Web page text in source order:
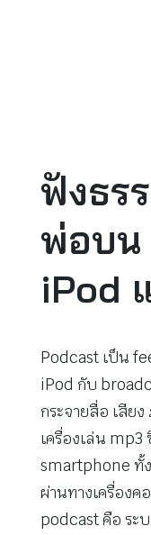
ฟังธร
พ่อบน
iPod
Podcast เป็น
iPod กับ
กระจายสื่อ เสีย
เครื่องเล่น
smartphone ทั้
ผ่านทางเครื่องค
podcast คือ ระ